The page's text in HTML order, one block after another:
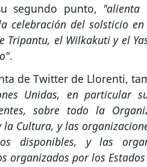
segundo punto, "alienta
celebración del solsticio en
el Wilkakuti y el
.
de Twitter de Llorenti,
Unidas, en particular
sobre todo la
Cultura, y las
disponibles, y las
organizados por los